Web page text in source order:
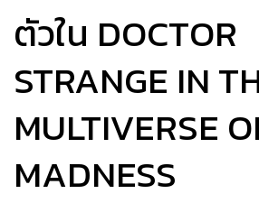
ตัวใน DOCTOR
STRANGE IN
MULTIVERSE
MADNESS